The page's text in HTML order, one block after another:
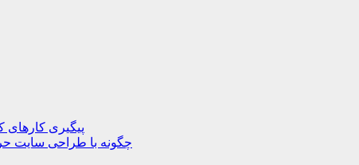
پیگیری کارهای
چگونه با طراحی سایت